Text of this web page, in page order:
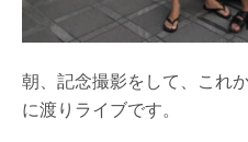
朝、記念撮影をして、これ
に渡りライブです。